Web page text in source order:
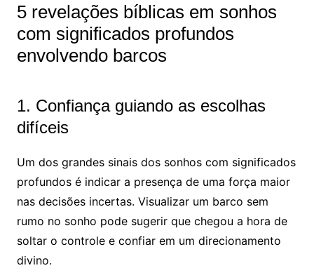
5 revelações bíblicas em sonhos
com significados profundos
envolvendo barcos
1. Confiança guiando as escolhas
difíceis
Um dos grandes sinais dos sonhos com significados
profundos é indicar a presença de uma força maior
nas decisões incertas. Visualizar um barco sem
rumo no sonho pode sugerir que chegou a hora de
soltar o controle e confiar em um direcionamento
divino.